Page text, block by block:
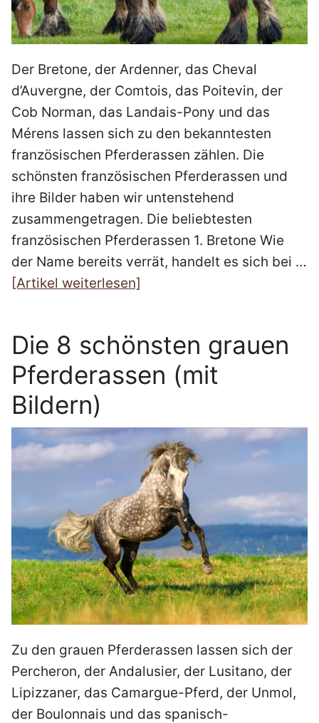
Der Bretone, der Ardenner, das Cheval
d’Auvergne, der Comtois, das Poitevin, der
Cob Norman, das Landais-Pony und das
Mérens lassen sich zu den bekanntesten
französischen Pferderassen zählen. Die
schönsten französischen Pferderassen und
ihre Bilder haben wir untenstehend
zusammengetragen. Die beliebtesten
französischen Pferderassen 1. Bretone Wie
der Name bereits verrät, handelt es sich bei …
[Artikel weiterlesen]
Die 8 schönsten grauen
Pferderassen (mit
Bildern)
Zu den grauen Pferderassen lassen sich der
Percheron, der Andalusier, der Lusitano, der
Lipizzaner, das Camargue-Pferd, der Unmol,
der Boulonnais und das spanisch-